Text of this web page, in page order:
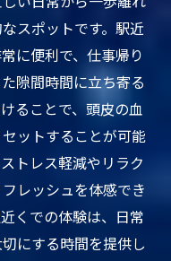
スポットです。駅近
に便利で、仕事帰り
隙間時間に立ち寄る
ることで、頭皮の血
ットすることが可能
トレス軽減やリラク
レッシュを体感でき
くでの体験は、日常
にする時間を提供し